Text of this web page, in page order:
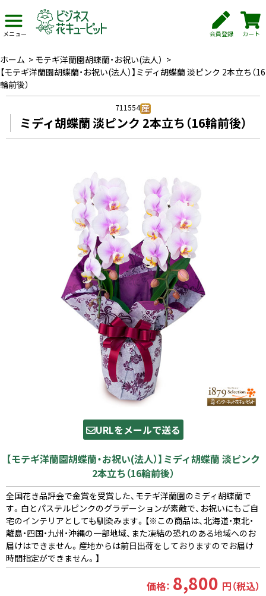
メニュー 会員登録 カート
ホーム > モテギ洋蘭園胡蝶蘭・お祝い(法人） >
【モテギ洋蘭園胡蝶蘭・お祝い(法人）】ミディ胡蝶蘭 淡ピンク 2本立ち（16
輪前後）
711554
ミディ胡蝶蘭 淡ピンク 2本立ち（16輪前後）
URLをメールで送る
【モテギ洋蘭園胡蝶蘭・お祝い(法人）】ミディ胡蝶蘭 淡ピンク
2本立ち（16輪前後）
全国花き品評会で金賞を受賞した、モテギ洋蘭園のミディ胡蝶蘭で
す。白とパステルピンクのグラデーションが素敵で、お祝いにもご自
宅のインテリアとしても馴染みます。【※この商品は、北海道・東北・
離島・四国・九州・沖縄の一部地域、また凍結の恐れのある地域へのお
届けはできません。産地からは前日出荷をしておりますのでお届け
時間指定ができません。】
価格： 8,800 円（税込）